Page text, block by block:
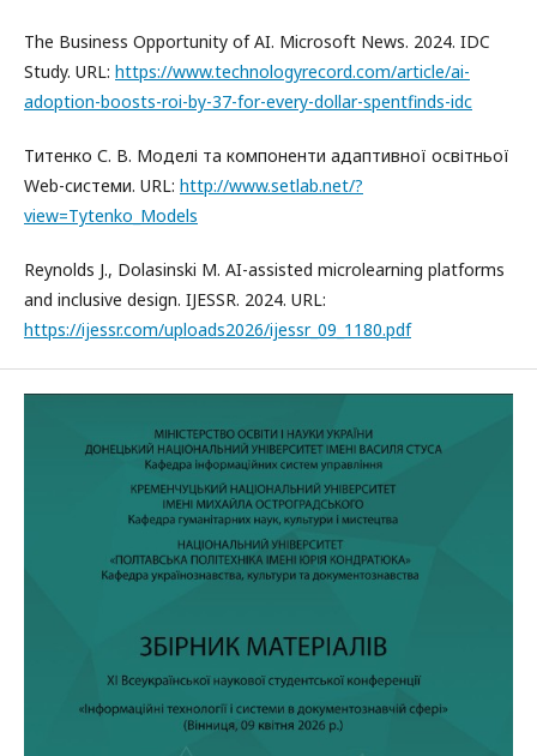
The Business Opportunity of AI. Microsoft News. 2024. IDC
Study. URL: https://www.technologyrecord.com/article/ai-
adoption-boosts-roi-by-37-for-every-dollar-spentfinds-idc
Титенко С. В. Моделі та компоненти адаптивної освітньої
Web-системи. URL: http://www.setlab.net/?
view=Tytenko_Models
Reynolds J., Dolasinski M. AI-assisted microlearning platforms
and inclusive design. IJESSR. 2024. URL:
https://ijessr.com/uploads2026/ijessr_09_1180.pdf